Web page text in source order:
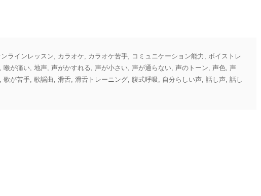
ンラインレッスン カラオケ カラオケ苦手 コミュニケーション能力
ボイストレ
喉が痛い 地声 声がかすれる 声が小さい 声が通らない 声のトーン 声色 声
歌が苦手 歌謡曲 滑舌 滑舌トレーニング 腹式呼吸 自分らしい声 話し声 話し